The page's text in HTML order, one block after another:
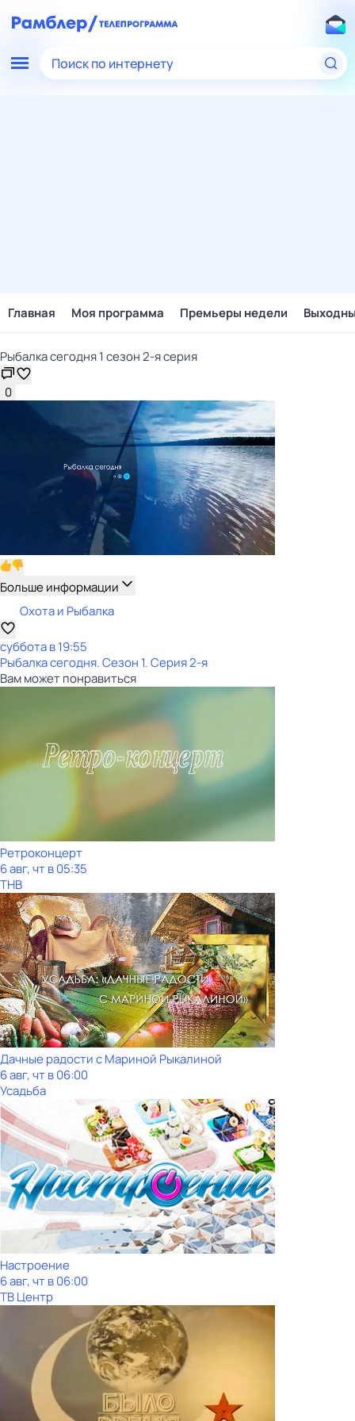
Поиск по интернету
Главная Моя программа Премьеры недели
Рыбалка сегодня 1 сезон 2-я серия
0
Больше информации
Охота и Рыбалка
субботав19:55
Рыбалка сегодня. Сезон 1. Серия 2-я
Вам может понравиться
Ретроконцерт
6 авг, чт в 05:35
ТНВ
Дачные радости с Мариной Рыкалиной
6 авг, чт в 06:00
Усадьба
Настроение
6 авг, чт в 06:00
ТВ Центр